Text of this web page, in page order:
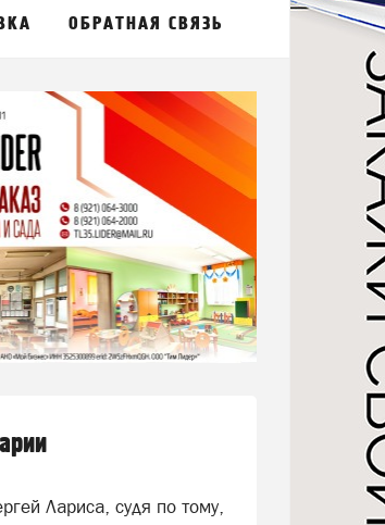
ОБРАТНАЯ СВЯЗЬ
Лариса, судя по тому,